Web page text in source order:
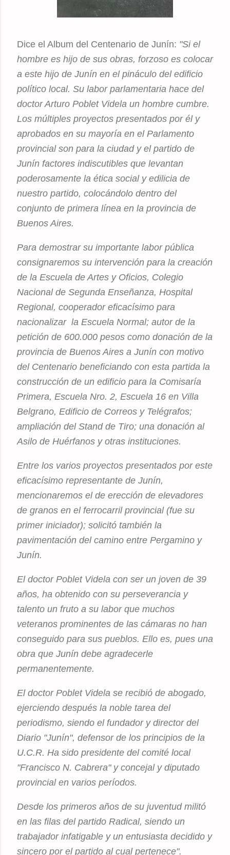
Dice el Album del Centenario de Junín: "Si el
hombre es hijo de sus obras, forzoso es colocar
a este hijo de Junín en el pináculo del edificio
político local. Su labor parlamentaria hace del
doctor Arturo Poblet Videla un hombre cumbre.
Los múltiples proyectos presentados por él y
aprobados en su mayoría en el Parlamento
provincial son para la ciudad y el partido de
Junín factores indiscutibles que levantan
poderosamente la ética social y edilicia de
nuestro partido, colocándolo dentro del
conjunto de primera línea en la provincia de
Buenos Aires.
Para demostrar su importante labor pública
consignaremos su intervención para la creación
de la Escuela de Artes y Oficios, Colegio
Nacional de Segunda Enseñanza, Hospital
Regional, cooperador eficacísimo para
nacionalizar la Escuela Normal; autor de la
petición de 600.000 pesos como donación de la
provincia de Buenos Aires a Junín con motivo
del Centenario beneficiando con esta partida la
construcción de un edificio para la Comisaría
Primera, Escuela Nro. 2, Escuela 16 en Villa
Belgrano, Edificio de Correos y Telégrafos;
ampliación del Stand de Tiro; una donación al
Asilo de Huérfanos y otras instituciones.
Entre los varios proyectos presentados por este
eficacísimo representante de Junín,
mencionaremos el de erección de elevadores
de granos en el ferrocarril provincial (fue su
primer iniciador); solicitó también la
pavimentación del camino entre Pergamino y
Junín.
El doctor Poblet Videla con ser un joven de 39
años, ha obtenido con su perseverancia y
talento un fruto a su labor que muchos
veteranos prominentes de las cámaras no han
conseguido para sus pueblos. Ello es, pues una
obra que Junín debe agradecerle
permanentemente.
El doctor Poblet Videla se recibió de abogado,
ejerciendo después la noble tarea del
periodismo, siendo el fundador y director del
Diario "Junín", defensor de los principios de la
U.C.R. Ha sido presidente del comité local
"Francisco N. Cabrera" y concejal y diputado
provincial en varios períodos.
Desde los primeros años de su juventud militó
en las filas del partido Radical, siendo un
trabajador infatigable y un entusiasta decidido y
sincero por el partido al cual pertenece".